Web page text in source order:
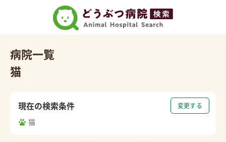
病院一覧
猫
変更する
現在の検索条件
猫